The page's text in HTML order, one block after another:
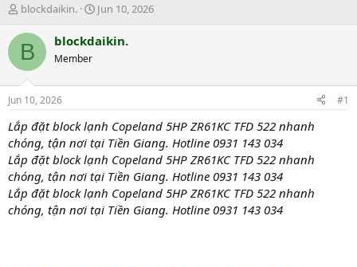
T
r
e
d
t
a
r
t
e
r
blockdaikin.
S
a
t
e
Jun 10, 2026
B blockdaikin.
Member
Jun 10, 2026 #1
Lắp đặt block lạnh Copeland 5HP ZR61KC TFD 522 nhanh
chóng, tận nơi tại Tiền Giang. Hotline 0931 143 034
Lắp đặt block lạnh Copeland 5HP ZR61KC TFD 522 nhanh
chóng, tận nơi tại Tiền Giang. Hotline 0931 143 034
Lắp đặt block lạnh Copeland 5HP ZR61KC TFD 522 nhanh
chóng, tận nơi tại Tiền Giang. Hotline 0931 143 034